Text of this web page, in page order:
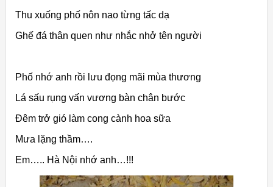
Thu xuống phố nôn nao từng tấc dạ
Ghế đá thân quen như nhắc nhở tên người
Phố nhớ anh rồi lưu đọng mãi mùa thương
Lá sấu rụng vấn vương bàn chân bước
Đêm trở gió làm cong cành hoa sữa
Mưa lặng thầm….
Em….. Hà Nội nhớ anh…!!!